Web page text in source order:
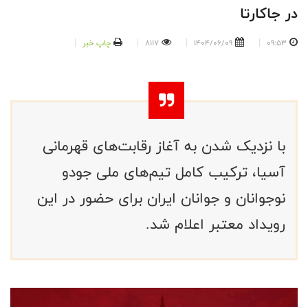
در جاکارتا
09:53
1404/06/09
8117 چاپ خبر
با نزدیک شدن به آغاز رقابت‌های قهرمانی
آسیا، ترکیب کامل تیم‌های ملی جودو
نوجوانان و جوانان ایران برای حضور در این
رویداد معتبر اعلام شد.